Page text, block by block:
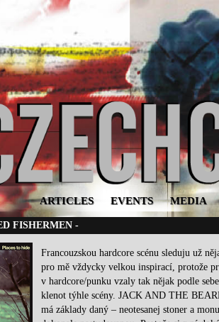
ARTICLES EVENTS MEDIA
FISHERMEN -
Francouzskou hardcore scénu sleduju už
pro mě vždycky velkou inspirací, protože
v hardcore/punku vzaly tak nějak podle
klenot týhle scény. JACK AND THE
má základy daný – neotesanej stoner a